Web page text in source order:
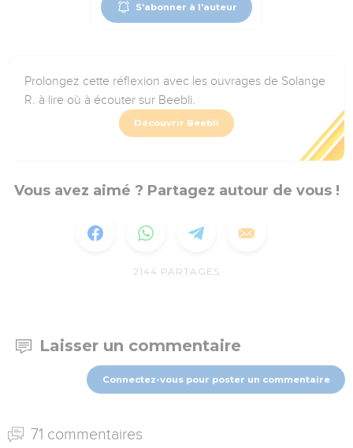
S'abonner à l'auteur
Prolongez cette réflexion avec les ouvrages de Solange
R. à lire où à écouter sur Beebli.
Découvrir Beebli
Vous avez aimé ? Partagez autour de vous !
2144 PARTAGES
Laisser un commentaire
Connectez-vous pour poster un commentaire
71 commentaires